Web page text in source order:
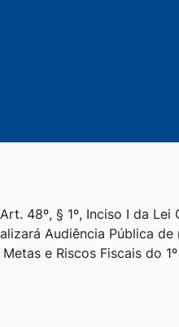
48º, § 1º, Inciso I da Lei
Audiência Pública
e Riscos Fiscais do